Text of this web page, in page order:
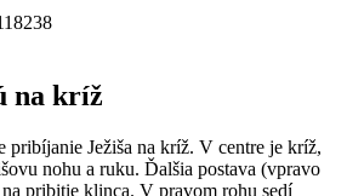
na kríž
pribíjanie Ježiša na kríž. V centre je kríž,
nohu a ruku. Ďalšia postava (vpravo
pribitie klinca. V pravom rohu sedí